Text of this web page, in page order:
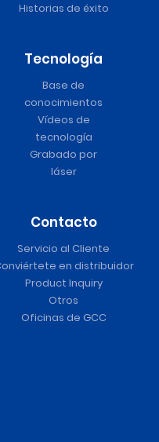
Historias de éxito
Tecnología
Base de
conocimientos
Vídeos de
tecnología
Grabado por
láser
Contacto
Servicio al Cliente
en distribuidor
Product Inquiry
Otros
Oficinas de GCC